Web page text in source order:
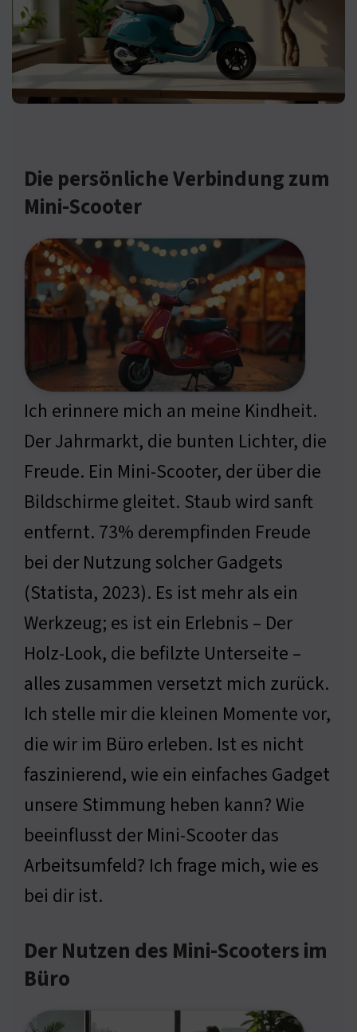
Die persönliche Verbindung zum
Mini-Scooter
Ich erinnere mich an meine Kindheit.
Der Jahrmarkt, die bunten Lichter, die
Freude. Ein Mini-Scooter, der über die
Bildschirme gleitet. Staub wird sanft
entfernt. 73% derempfinden Freude
bei der Nutzung solcher Gadgets
(Statista, 2023). Es ist mehr als ein
Werkzeug; es ist ein Erlebnis – Der
Holz-Look, die befilzte Unterseite –
alles zusammen versetzt mich zurück.
Ich stelle mir die kleinen Momente vor,
die wir im Büro erleben. Ist es nicht
faszinierend, wie ein einfaches Gadget
unsere Stimmung heben kann? Wie
beeinflusst der Mini-Scooter das
Arbeitsumfeld? Ich frage mich, wie es
bei dir ist.
Der Nutzen des Mini-Scooters im
Büro